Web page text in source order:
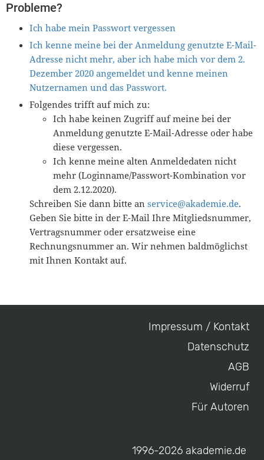
Probleme?
Ich habe mein Passwort vergessen
Ich kenne meine bei der Anmeldung genutzte E-Mail-
Adresse nicht mehr, aber ich habe mich vor dem 2.
Dezember 2020 angemeldet und kenne meinen
Nutzernamen und das Passwort.
Folgendes trifft auf mich zu:
Ich habe keinen Zugriff auf meine bei der
Anmeldung genutzte E-Mail-Adresse oder habe
diese vergessen.
Ich kenne meine alten Anmeldedaten nicht
mehr (Loginname/Passwort-Kombination vor
dem 2.12.2020).
Schreiben Sie dann bitte an service@akademie.de.
Geben Sie bitte in der E-Mail Ihre Mitgliedsnummer,
Vertragsnummer oder ersatzweise eine
Rechnungsnummer an. Wir nehmen baldmöglichst
mit Ihnen Kontakt auf.
Impressum / Kontakt
Datenschutz
AGB
Widerruf
Für Autoren
1996-2026 akademie.de